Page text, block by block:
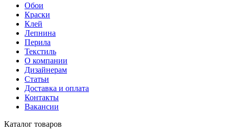
Обои
Краски
Клей
Лепнина
Перила
Текстиль
О компании
Дизайнерам
Статьи
Доставка и оплата
Контакты
Вакансии
Каталог товаров